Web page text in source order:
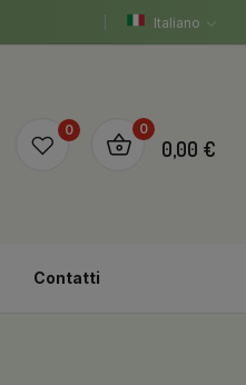
Italiano
0 0
0,00 €
Contatti